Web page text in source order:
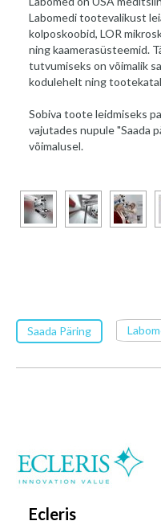
Labomedi tootevalikust
kolposkoobid, LOR
ning kaamerasüsteemid.
tutvumiseks on võimalik
kodulehelt ning
Sobiva toote leidmiseks
vajutades nupule "Saada
võimalusel.
Saada Päring
Ecleris